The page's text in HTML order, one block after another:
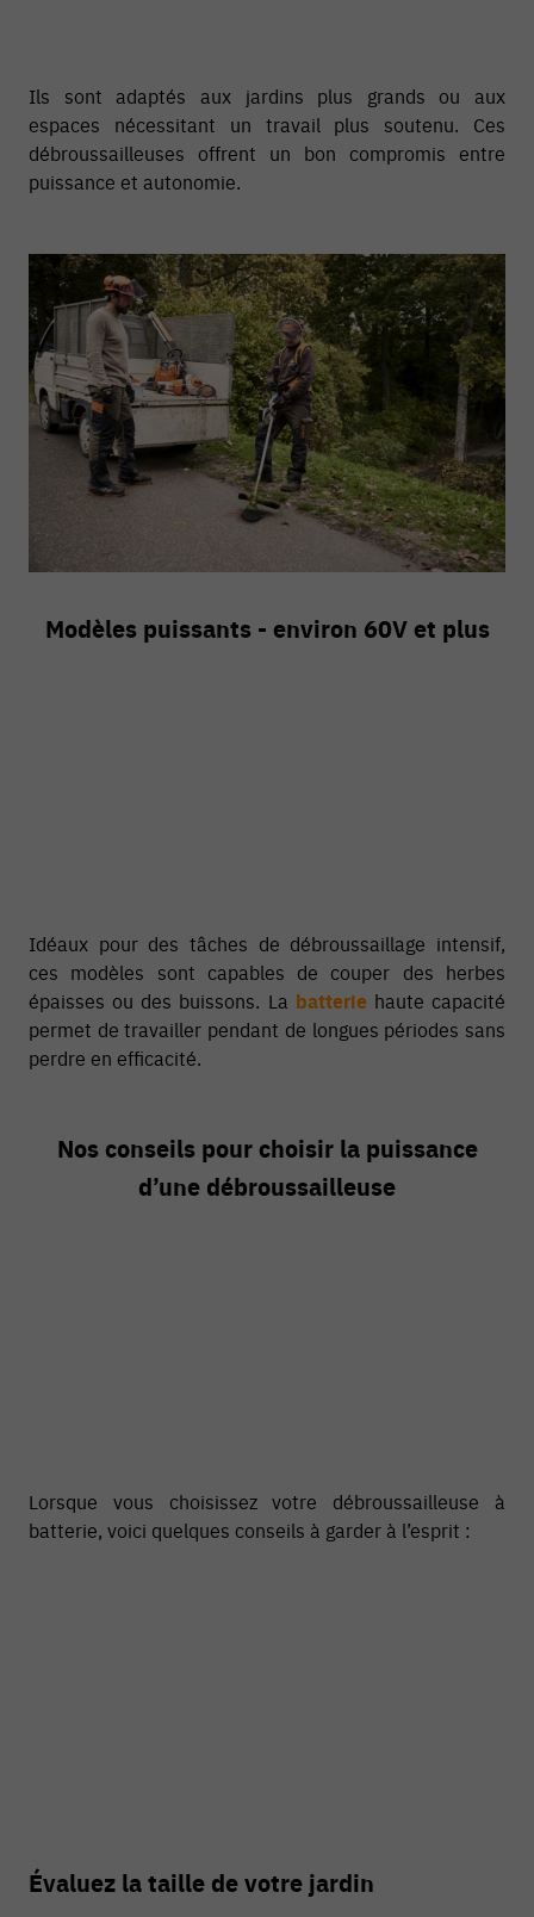
Ils sont adaptés aux jardins plus grands ou aux
espaces nécessitant un travail plus soutenu. Ces
débroussailleuses offrent un bon compromis entre
puissance et autonomie.
Modèles puissants - environ 60V et plus
Idéaux pour des tâches de débroussaillage intensif,
ces modèles sont capables de couper des herbes
épaisses ou des buissons. La batteriehaute capacité
permet de travailler pendant de longues périodes sans
perdre en efficacité.
Nos conseils pour choisir la puissance
d’une débroussailleuse
Lorsque vous choisissez votre débroussailleuse à
batterie, voici quelques conseils à garder à l’esprit :
Évaluez la taille de votre jardin